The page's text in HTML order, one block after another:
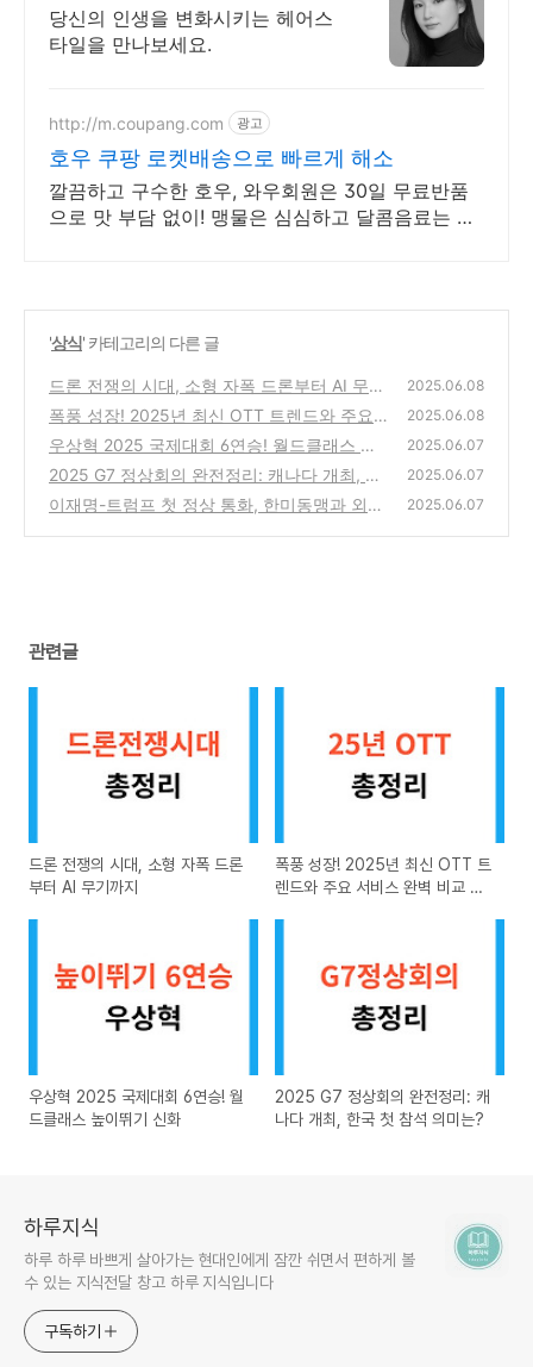
당신의 인생을 변화시키는 헤어스
타일을 만나보세요.
http://m.coupang.com 광고
호우 쿠팡 로켓배송으로 빠르게 해소
깔끔하고 구수한 호우, 와우회원은 30일 무료반품
으로 맛 부담 없이! 맹물은 심심하고 달콤음료는 부
'상식' 카테고리의 다른 글
드론 전쟁의 시대, 소형 자폭 드론부터 AI 무기
까지
(6)
2025.06.08
폭풍 성장! 2025년 최신 OTT 트렌드와 주요
서비스 완벽 비교 분석
(5)
2025.06.08
우상혁 2025 국제대회 6연승! 월드클래스 높
이뛰기 신화
(12)
2025.06.07
2025 G7 정상회의 완전정리: 캐나다 개최, 한
국 첫 참석 의미는?
(7)
2025.06.07
이재명-트럼프 첫 정상 통화, 한미동맹과 외교
2025.06.07
관련글
드론 전쟁의 시대, 소형 자폭 드론
부터 AI 무기까지
폭풍 성장! 2025년 최신 OTT 트
렌드와 주요 서비스 완벽 비교 분
우상혁 2025 국제대회 6연승! 월
드클래스 높이뛰기 신화
2025 G7 정상회의 완전정리: 캐
나다 개최, 한국 첫 참석 의미는?
하루지식
하루 하루 바쁘게 살아가는 현대인에게 잠깐 쉬면서 편하게 볼
수 있는 지식전달 창고 하루 지식입니다
구독하기